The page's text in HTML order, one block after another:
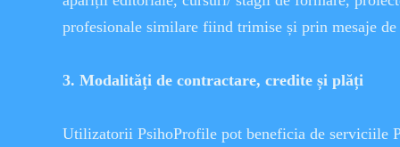
profesionale similare fiind trimise și prin mesaje
3. Modalități de contractare, credite și plăți
Utilizatorii PsihoProfile pot beneficia de serviciile